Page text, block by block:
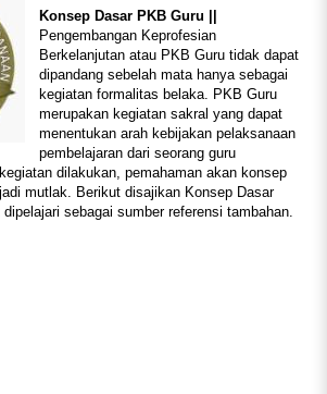
Konsep Dasar PKB Guru ||
Pengembangan Keprofesian
Berkelanjutan atau PKB Guru tidak dapat
dipandang sebelah mata hanya sebagai
kegiatan formalitas belaka. PKB Guru
merupakan kegiatan sakral yang dapat
menentukan arah kebijakan pelaksanaan
pembelajaran dari seorang guru
dilakukan, pemahaman akan konsep
mutlak. Berikut disajikan Konsep Dasar
sebagai sumber referensi tambahan.